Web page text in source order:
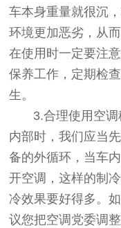
车本身重量就很沉
环境更加恶劣，从
在使用时一定要注
保养工作，定期检
生。
3.合理使用空调
内部时，我们应当
备的外循环，当车
开空调，这样的制
冷效果要好得多。
议您把空调党委调